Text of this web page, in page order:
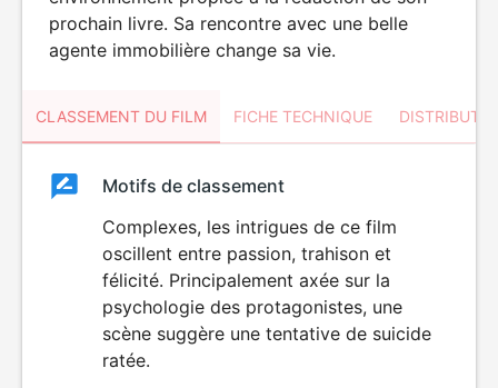
prochain livre. Sa rencontre avec une belle
agente immobilière change sa vie.
CLASSEMENT DU FILM FICHE TECHNIQUE
ClassementClassement
DÉCONSEILLÉ
AUX JEUNES
ENFANTS
Motifs de classement
Complexes, les intrigues de ce film
oscillent entre passion, trahison et
félicité. Principalement axée sur la
psychologie des protagonistes, une
scène suggère une tentative de suicide
ratée.